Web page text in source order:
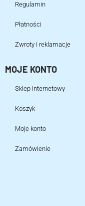
Regulamin
Płatności
Zwroty i reklamacje
MOJE KONTO
Sklep internetowy
Koszyk
Moje konto
Zamówienie